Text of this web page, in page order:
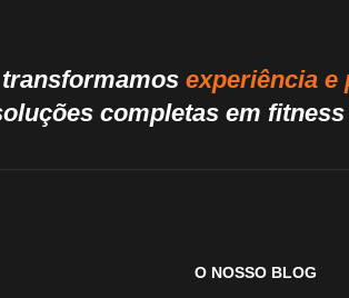
experiência e
completas em
O NOSSO BLOG